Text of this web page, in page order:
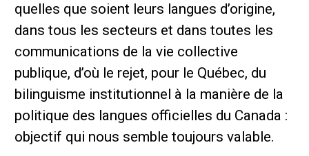
quelles que soient leurs langues d’origine,
dans tous les secteurs et dans toutes les
communications de la vie collective
publique, d’où le rejet, pour le Québec, du
bilinguisme institutionnel à la manière de la
politique des langues officielles du Canada :
objectif qui nous semble toujours valable.